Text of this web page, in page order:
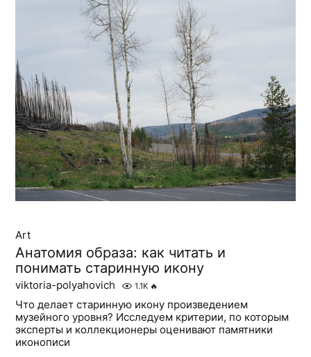
Art
Анатомия образа: как читать и
понимать старинную икону
viktoria-polyahovich 1.1K 🔥
Что делает старинную икону произведением
музейного уровня? Исследуем критерии, по которым
эксперты и коллекционеры оценивают памятники
иконописи